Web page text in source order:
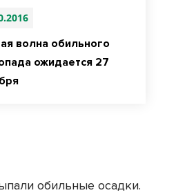
волна обильного
ожидается 27
обильные осадки.